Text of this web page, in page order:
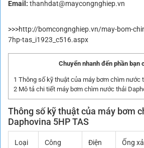
Email: thanhdat@maycongnghiep.vn
>>>http://bomcongnghiep.vn/may-bom-
7hp-tas_i1923_c516.aspx
Chuyển nhanh đến phần bạn
1 Thông số kỹ thuật của máy bơm chìm nước
2 Mô tả chi tiết máy bơm chìm nước thải
Thông số kỹ thuật của máy bơm
Daphovina 5HP TAS
Loại
Công
Điện
Ống xả